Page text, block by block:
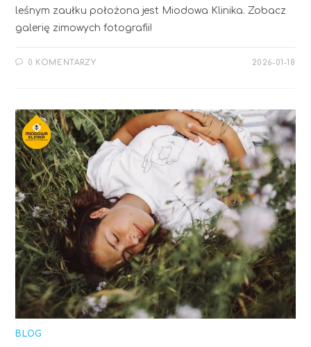
leśnym zaułku położona jest Miodowa Klinika. Zobacz
galerię zimowych fotografii!
0 KOMENTARZY 2026-01-18
BLOG